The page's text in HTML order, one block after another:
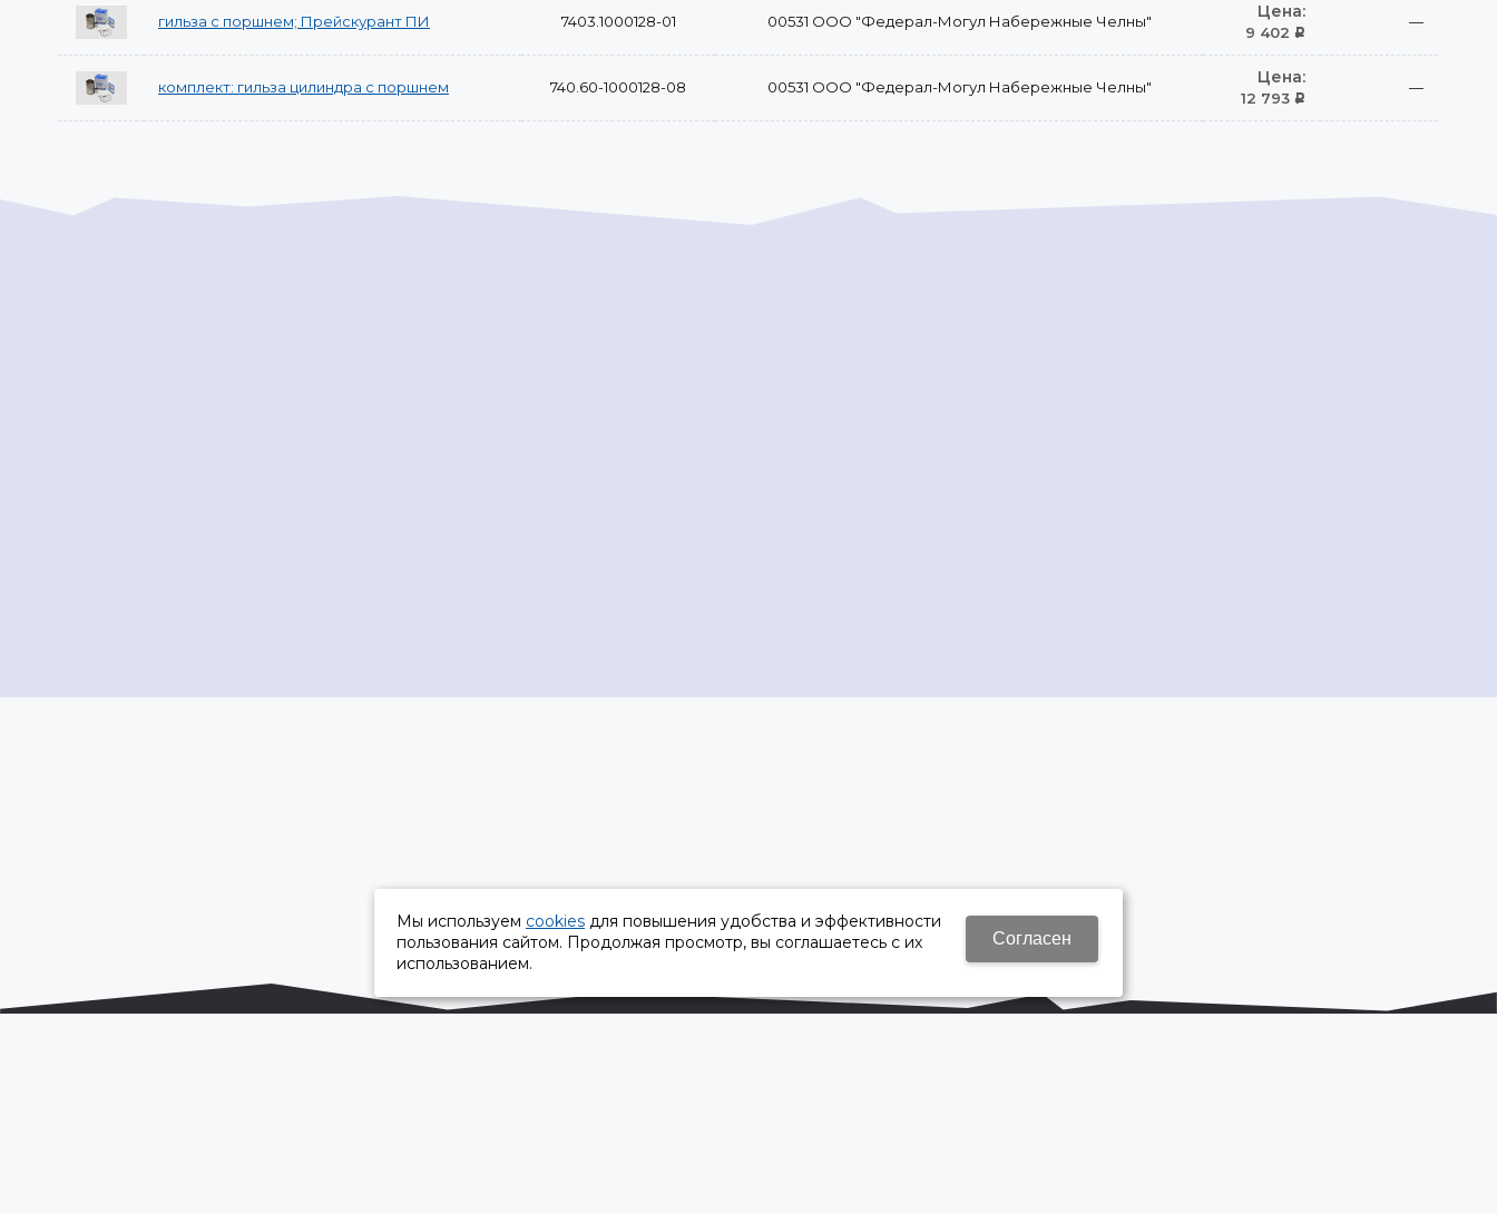
гильза с поршнем; Прейскурант ПИ 7403.1000128-01 00531 ООО "Федерал-Могул Набережные Челны" Цена:
9 402 Р
—
комплект: гильза цилиндра с поршнем 740.60-1000128-08 00531 ООО "Федерал-Могул Набережные Челны" Цена:
12 793 Р
—
Мы используем cookies для повышения удобства и эффективности
пользования сайтом. Продолжая просмотр, вы соглашаетесь с их
использованием.
Согласен